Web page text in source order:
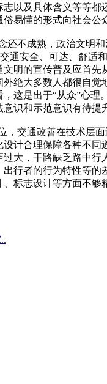
以及具体含义等等
易懂的形式向社会公
不成熟，政治文明
通安全、可达、舒适
明的宣传普及应首
绝大多数人都很自
这是出于“从众”心
识和示范意识有待提
交通改善在技术层
计合理保障各种不
大，干路缺乏路中
行者的行为特性等
标志设计等方面不